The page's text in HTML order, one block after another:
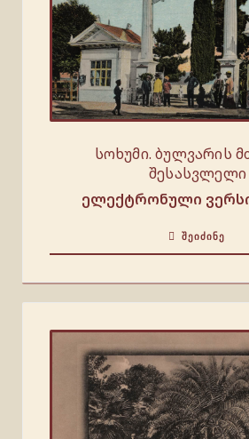
სოხუმი. ბულვარის
შესასვლელი
ელექტრონული
ᲨᲔᲘᲫᲘᲜᲔ